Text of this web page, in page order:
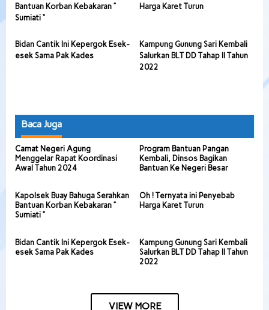
Bantuan Korban Kebakaran ”
Sumiati “
Harga Karet Turun
Bidan Cantik Ini Kepergok Esek-
esek Sama Pak Kades
Kampung Gunung Sari Kembali
Salurkan BLT DD Tahap II Tahun
2022
Baca Juga
Camat Negeri Agung
Menggelar Rapat Koordinasi
Awal Tahun 2024
Program Bantuan Pangan
Kembali, Dinsos Bagikan
Bantuan Ke Negeri Besar
Kapolsek Buay Bahuga Serahkan
Bantuan Korban Kebakaran ”
Sumiati “
Oh ! Ternyata ini Penyebab
Harga Karet Turun
Bidan Cantik Ini Kepergok Esek-
esek Sama Pak Kades
Kampung Gunung Sari Kembali
Salurkan BLT DD Tahap II Tahun
2022
VIEW MORE